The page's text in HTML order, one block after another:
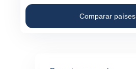
Comparar países